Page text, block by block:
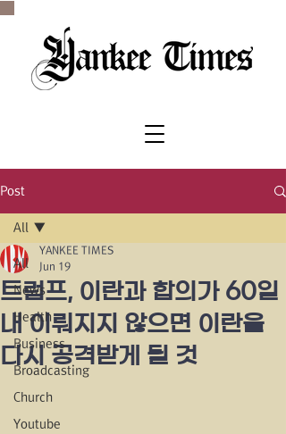
Post
All
News
Health
Business
Broadcasting
Church
Youtube
All
트럼프, 이란과 합의가 60일
내 이뤄지지 않으면 이란을
다시 공격받게 될 것
YANKEE TIMES
Jun 19